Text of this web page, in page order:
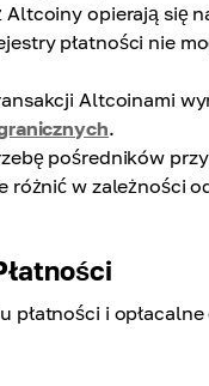
Altcoiny opierają się
płatności nie
Altcoinami
.
pośredników
różnić w zależności
i